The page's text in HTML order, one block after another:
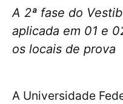
A 2ª fase do
aplicada em 01 e
os locais de prova
A Universidade